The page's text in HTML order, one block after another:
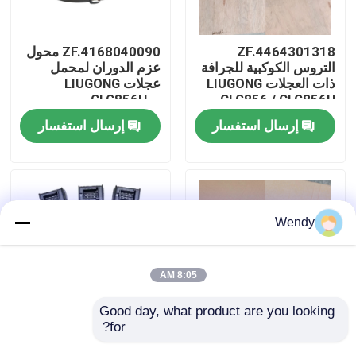
معلومات عنا
جولة في المعمل
رقابة جودة
اتصل بنا
أخبار
ZF.4464301318
التروس الكوكبية للجرافة
ذات العجلات LIUGONG
CLG856 / CLG856H
CLG862 / CLG862H
CLG870 / CLG870H
CLG50D ناقل الحركة
Series
إرسال استفسار
ZF.4168040090 محول
عزم الدوران لمحمل
عجلات LIUGONG
CLG856H、
CLG862H、
CLG870H、CLG886H
ناقل نقل 4WG200、
إرسال استفسار
ZF.0501211422
Wendy
8:05 AM
Good day, what product are you looking
for?